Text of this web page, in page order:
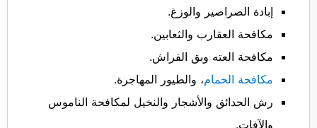
إبادة الصراصير والوزغ.
مكافحة العقارب والثعابين.
مكافحة العته وبق الفراش.
مكافحة الحمام، والطيور المهاجرة.
رش الحدائق والأشجار والنخيل لمكافحة الناموس
والآفات.